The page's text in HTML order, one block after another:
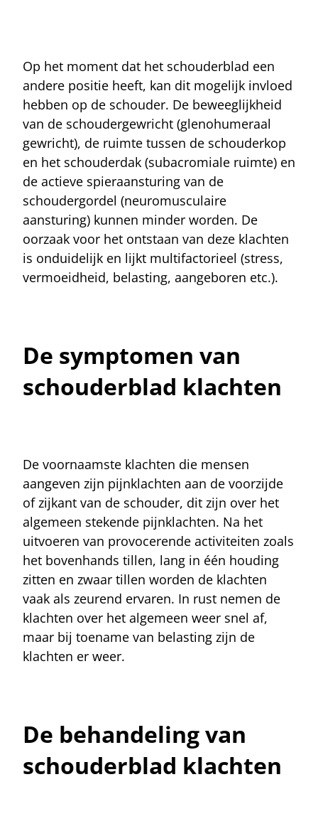
Op het moment dat het schouderblad een
andere positie heeft, kan dit mogelijk invloed
hebben op de schouder. De beweeglijkheid
van de schoudergewricht (glenohumeraal
gewricht), de ruimte tussen de schouderkop
en het schouderdak (subacromiale ruimte) en
de actieve spieraansturing van de
schoudergordel (neuromusculaire
aansturing) kunnen minder worden. De
oorzaak voor het ontstaan van deze klachten
is onduidelijk en lijkt multifactorieel (stress,
vermoeidheid, belasting, aangeboren etc.).
De symptomen van
schouderblad klachten
De voornaamste klachten die mensen
aangeven zijn pijnklachten aan de voorzijde
of zijkant van de schouder, dit zijn over het
algemeen stekende pijnklachten. Na het
uitvoeren van provocerende activiteiten zoals
het bovenhands tillen, lang in één houding
zitten en zwaar tillen worden de klachten
vaak als zeurend ervaren. In rust nemen de
klachten over het algemeen weer snel af,
maar bij toename van belasting zijn de
klachten er weer.
De behandeling van
schouderblad klachten